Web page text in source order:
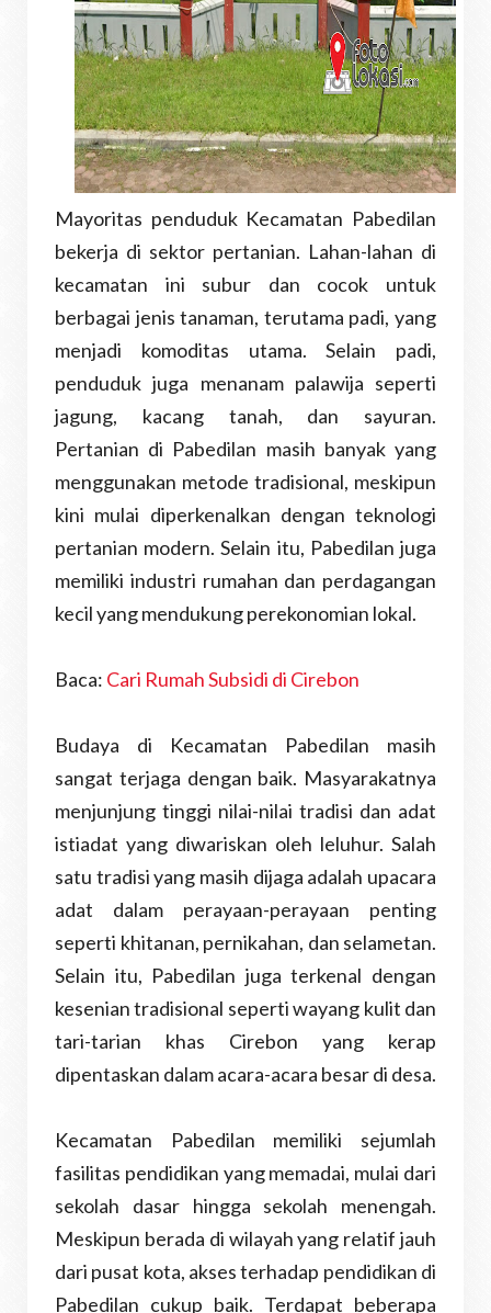
Mayoritas penduduk Kecamatan Pabedilan
bekerja di sektor pertanian. Lahan-lahan di
kecamatan ini subur dan cocok untuk
berbagai jenis tanaman, terutama padi, yang
menjadi komoditas utama. Selain padi,
penduduk juga menanam palawija seperti
jagung, kacang tanah, dan sayuran.
Pertanian di Pabedilan masih banyak yang
menggunakan metode tradisional, meskipun
kini mulai diperkenalkan dengan teknologi
pertanian modern. Selain itu, Pabedilan juga
memiliki industri rumahan dan perdagangan
kecil yang mendukung perekonomian lokal.
Baca: Cari Rumah Subsidi di Cirebon
Budaya di Kecamatan Pabedilan masih
sangat terjaga dengan baik. Masyarakatnya
menjunjung tinggi nilai-nilai tradisi dan adat
istiadat yang diwariskan oleh leluhur. Salah
satu tradisi yang masih dijaga adalah upacara
adat dalam perayaan-perayaan penting
seperti khitanan, pernikahan, dan selametan.
Selain itu, Pabedilan juga terkenal dengan
kesenian tradisional seperti wayang kulit dan
tari-tarian khas Cirebon yang kerap
dipentaskan dalam acara-acara besar di desa.
Kecamatan Pabedilan memiliki sejumlah
fasilitas pendidikan yang memadai, mulai dari
sekolah dasar hingga sekolah menengah.
Meskipun berada di wilayah yang relatif jauh
dari pusat kota, akses terhadap pendidikan di
Pabedilan cukup baik. Terdapat beberapa